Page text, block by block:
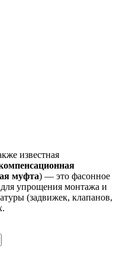
известная
муфта) — это фасонное
для упрощения монтажа и
(задвижек, клапанов,